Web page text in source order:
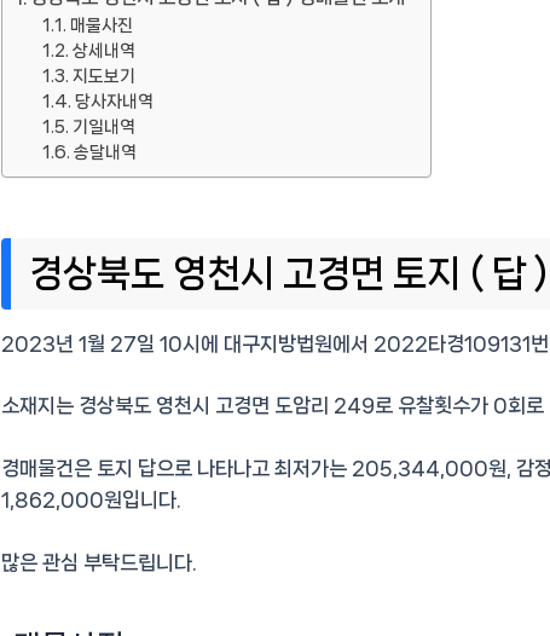
매물사진
상세내역
지도보기
당사자내역
기일내역
송달내역
경상북도 영천시 고경면 토지 ( 답
2023년 1월 27일 10시에 대구지방법원에서 2022타경109131번
소재지는 경상북도 영천시 고경면 도암리 249로 유찰횟수가 0회로
경매물건은 토지 답으로 나타나고 최저가는 205,344,000원,
1,862,000원입니다.
많은 관심 부탁드립니다.